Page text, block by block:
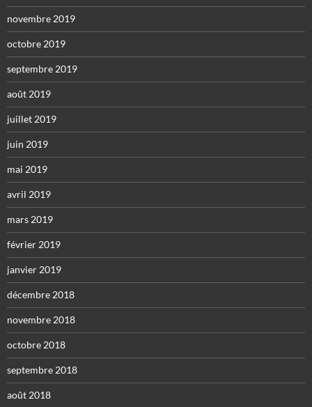
novembre 2019
octobre 2019
septembre 2019
août 2019
juillet 2019
juin 2019
mai 2019
avril 2019
mars 2019
février 2019
janvier 2019
décembre 2018
novembre 2018
octobre 2018
septembre 2018
août 2018